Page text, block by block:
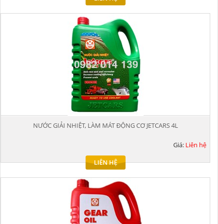
NƯỚC GIẢI NHIỆT, LÀM MÁT ĐỘNG CƠ JETCARS 4L
Giá: Liên hệ
LIÊN HỆ